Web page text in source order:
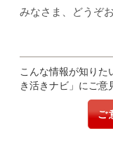
みなさま、どうぞ
こんな情報が知りた
き活きナビ」にご意
ご